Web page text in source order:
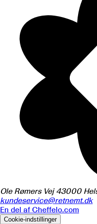
Ole Rømers Vej 43000
kundeservice@retnemt.dk
En del af Cheffelo.com
Cookie-indstillinger